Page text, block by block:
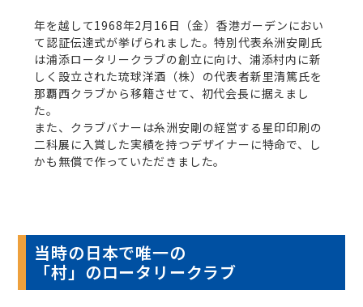
年を越して1968年2月16日（金）香港ガーデンにおい
て認証伝達式が挙げられました。特別代表糸洲安剛氏
は浦添ロータリークラブの創立に向け、浦添村内に新
しく設立された琉球洋酒（株）の代表者新里清篤氏を
那覇西クラブから移籍させて、初代会長に据えまし
た。
また、クラブバナーは糸洲安剛の経営する星印印刷の
二科展に入賞した実績を持つデザイナーに特命で、し
かも無償で作っていただきました。
当時の日本で唯一の
「村」のロータリークラブ